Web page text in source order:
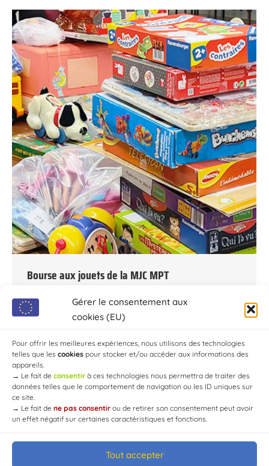
Gérer le consentement aux
cookies (EU)
Pour offrir les meilleures expériences, nous utilisons des technologies
telles que les cookies pour stocker et/ou accéder aux informations des
appareils.
→ Le fait de consentir à ces technologies nous permettra de traiter des
données telles que le comportement de navigation ou les ID uniques sur
ce site.
→ Le fait de ne pas consentir ou de retirer son consentement peut avoir
un effet négatif sur certaines caractéristiques et fonctions.
Tout accepter
Bourse aux jouets de la MJC MPT
Samedi 09 Décembre Salle de la Mairie de 10:00 à
au 03.25.40.03.62 ou au 07.67.89.65.52